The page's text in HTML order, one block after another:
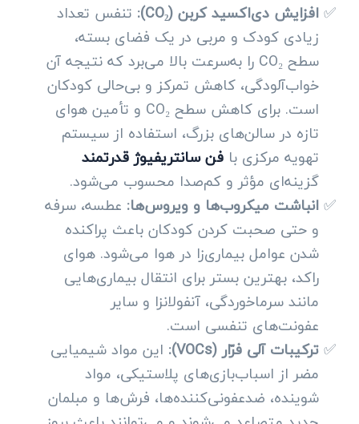
افزایش دی‌اکسید کربن (CO₂):
تنفس تعداد
زیادی کودک و مربی در یک فضای بسته،
سطح CO₂ را به‌سرعت بالا می‌برد که نتیجه آن
خواب‌آلودگی، کاهش تمرکز و بی‌حالی کودکان
است. برای کاهش سطح CO₂ و تأمین هوای
تازه در سالن‌های بزرگ، استفاده از سیستم
تهویه مرکزی با فن سانتریفیوژ قدرتمند
گزینه‌ای مؤثر و کم‌صدا محسوب می‌شود.
انباشت میکروب‌ها و ویروس‌ها: عطسه، سرفه
و حتی صحبت کردن کودکان باعث پراکنده
شدن عوامل بیماری‌زا در هوا می‌شود. هوای
راکد، بهترین بستر برای انتقال بیماری‌هایی
مانند سرماخوردگی، آنفولانزا و سایر
عفونت‌های تنفسی است.
ترکیبات آلی فرّار (VOCs):
این مواد شیمیایی
مضر از اسباب‌بازی‌های پلاستیکی، مواد
شوینده، ضدعفونی‌کننده‌ها، فرش‌ها و مبلمان